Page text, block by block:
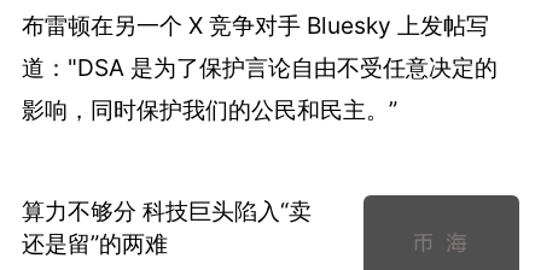
布雷顿在另一个 X 竞争对手 Bluesky 上发帖写
道："DSA 是为了保护言论自由不受任意决定的
影响，同时保护我们的公民和民主。”
算力不够分 科技巨头陷入“卖
还是留”的两难